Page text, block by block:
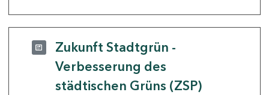
Zukunft Stadtgrün -
Verbesserung des
städtischen Grüns (ZSP)